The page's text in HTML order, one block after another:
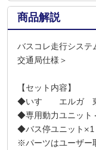
商品解説
バスコレ走行シス
交通局仕様＞
【セット内容】
◆いすゞ エルガ
◆専用動力ユニッ
◆バス停ユニット×1
※パーツはユーザー